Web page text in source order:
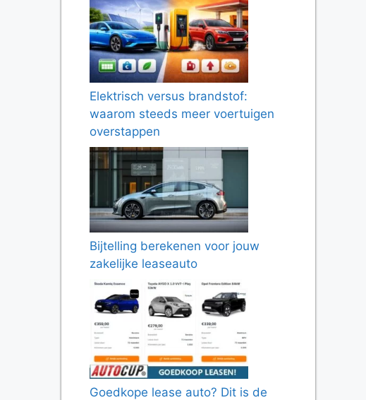
Elektrisch versus brandstof:
waarom steeds meer voertuigen
overstappen
Bijtelling berekenen voor jouw
zakelijke leaseauto
Goedkope lease auto? Dit is de